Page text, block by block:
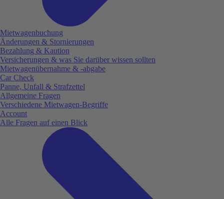
Mietwagenbuchung
Änderungen & Stornierungen
Bezahlung & Kaution
Versicherungen & was Sie darüber wissen sollten
Mietwagenübernahme & -abgabe
Car Check
Panne, Unfall & Strafzettel
Allgemeine Fragen
Verschiedene Mietwagen-Begriffe
Account
Alle Fragen auf einen Blick